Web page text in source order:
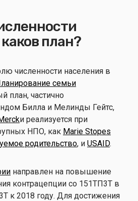
план?
численности населения в
семьи
план, частично
Билла и Мелинды Гейтс,
и реализуется при
НПО, как Marie Stopes
родительство, и USAID.
направлен на повышение
контрацепции со 151ТП3Т в
к 2018 году. Для достижения